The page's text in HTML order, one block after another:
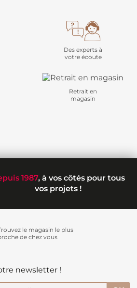
Des experts à
votre écoute
Retrait en
magasin
1987, à vos côtés pour tous
vos projets !
le magasin le plus
de chez vous
newsletter !